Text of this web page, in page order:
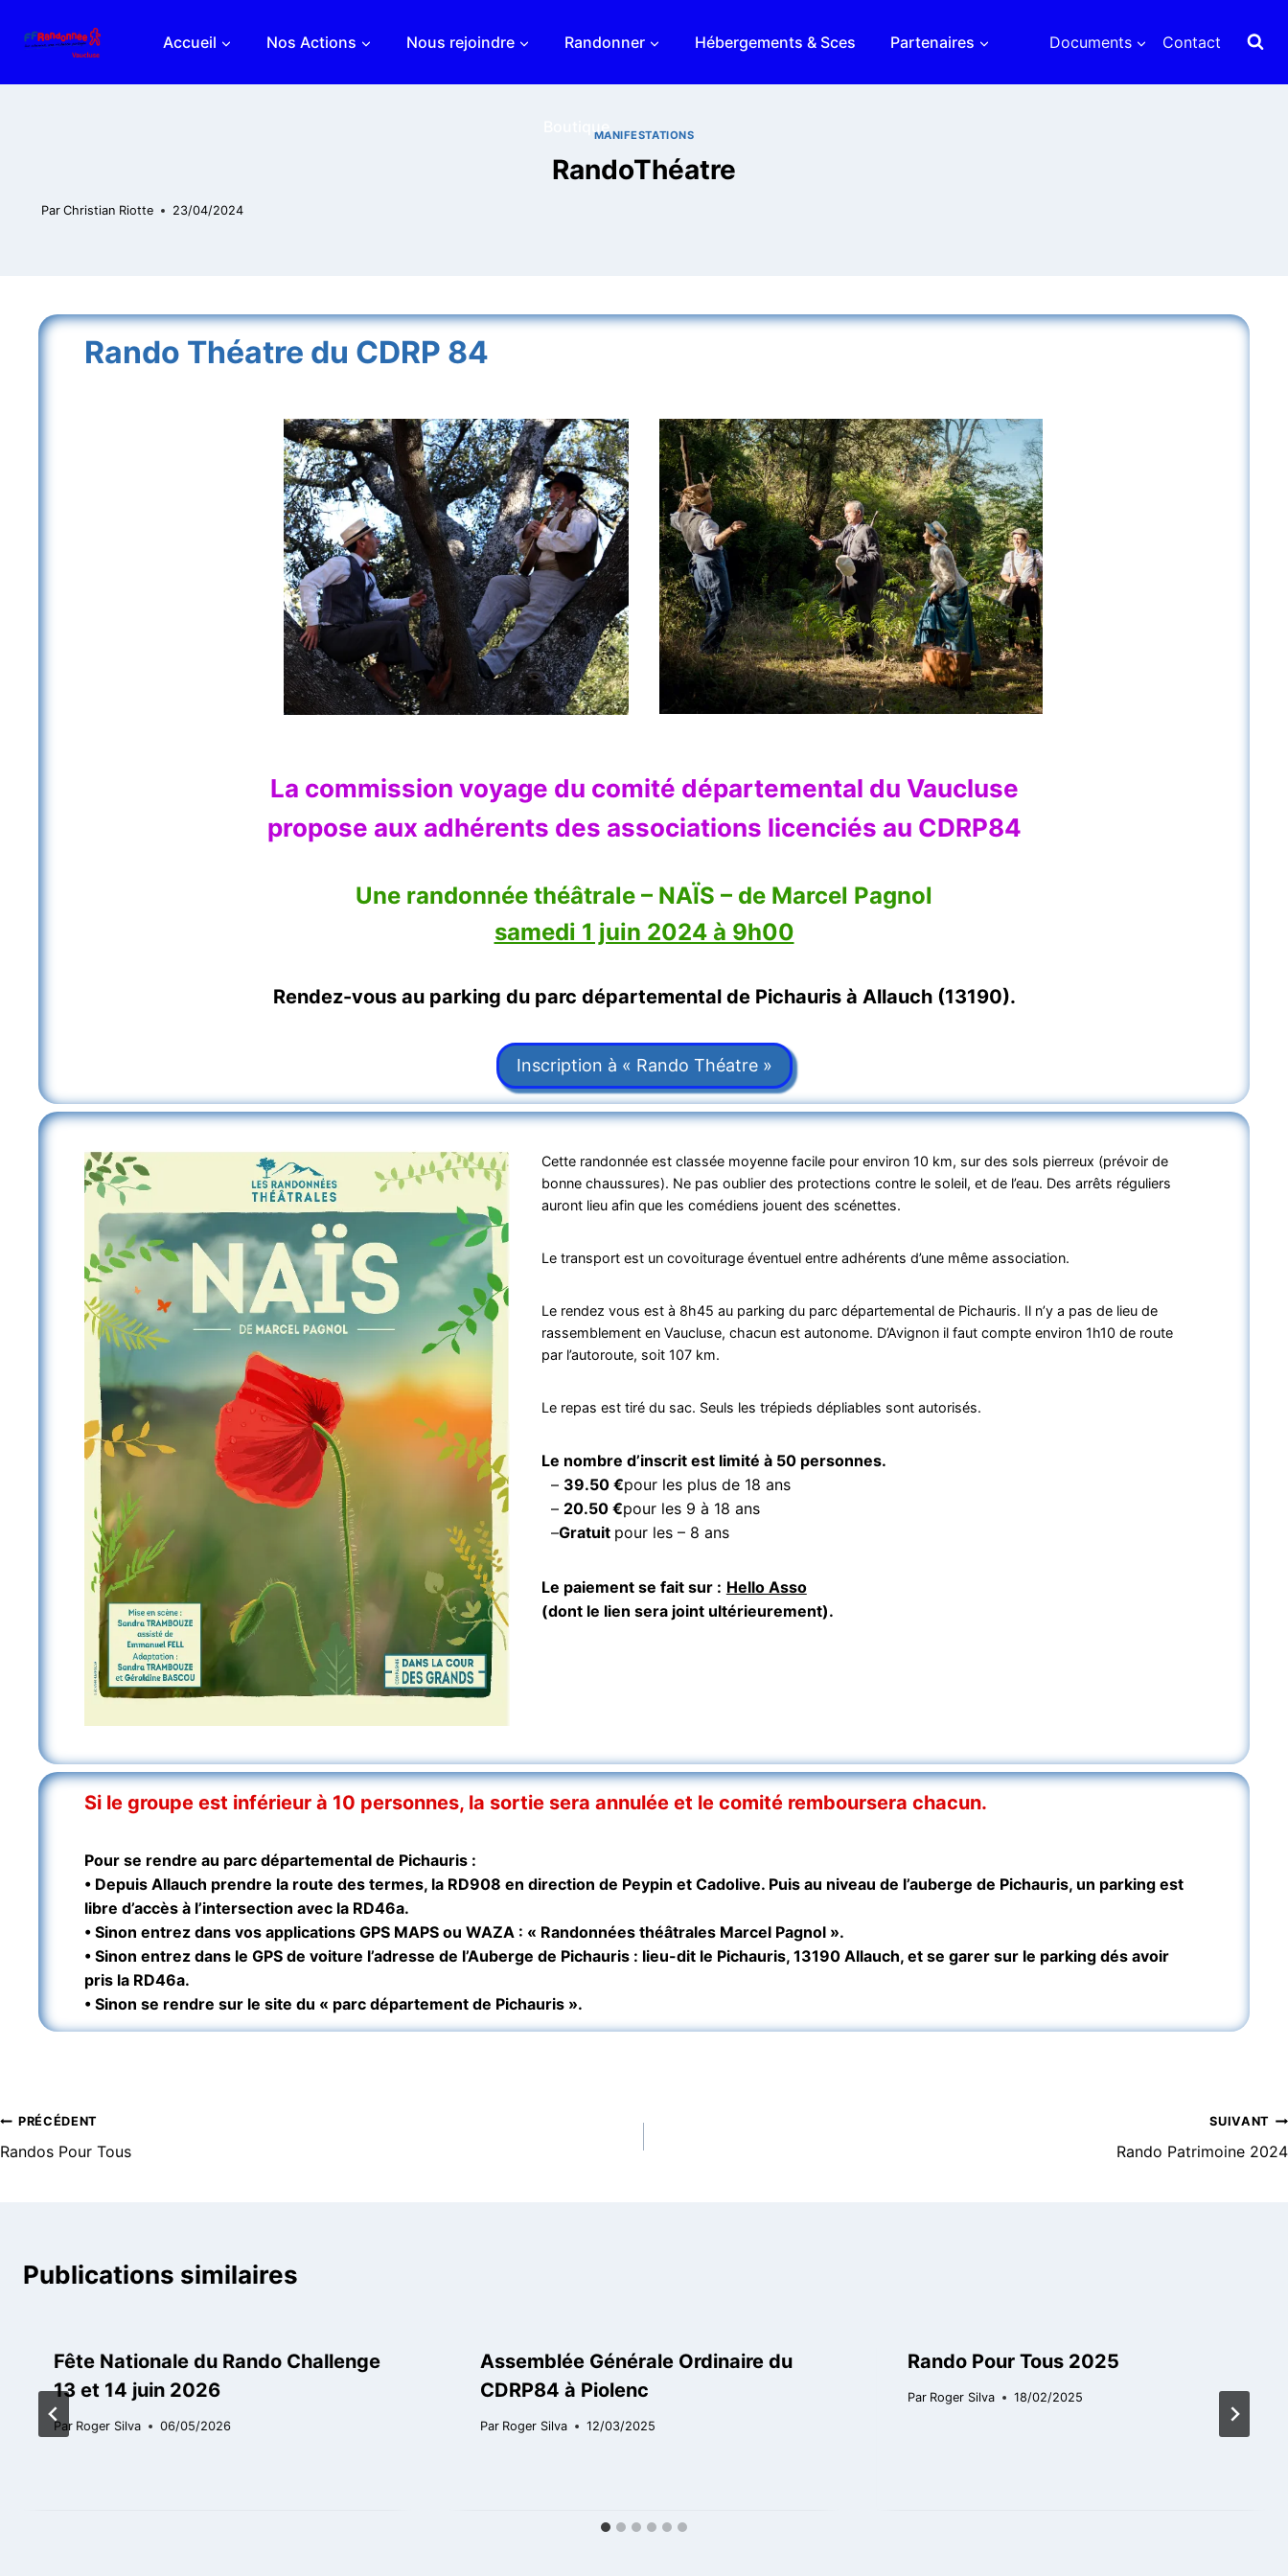
Accueil Nos Actions Nous rejoindre Randonner Hébergements & Sces Partenaires
Boutique
Documents Contact
MANIFESTATIONS
RandoThéatre
Par Christian Riotte 23/04/2024
Rando Théatre du CDRP 84
La commission voyage du comité départemental du Vaucluse
propose aux adhérents des associations licenciés au CDRP84
Une randonnée théâtrale – NAÏS – de Marcel Pagnol
samedi 1 juin 2024 à 9h00
Rendez-vous au parking du parc départemental de Pichauris à Allauch (13190).
Inscription à « Rando Théatre »
Cette randonnée est classée moyenne facile pour environ 10 km, sur des sols pierreux (prévoir de
bonne chaussures). Ne pas oublier des protections contre le soleil, et de l’eau. Des arrêts réguliers
auront lieu afin que les comédiens jouent des scénettes.
Le transport est un covoiturage éventuel entre adhérents d’une même association.
Le rendez vous est à 8h45 au parking du parc départemental de Pichauris. Il n’y a pas de lieu de
rassemblement en Vaucluse, chacun est autonome. D’Avignon il faut compte environ 1h10 de route
par l’autoroute, soit 107 km.
Le repas est tiré du sac. Seuls les trépieds dépliables sont autorisés.
Le nombre d’inscrit est limité à 50 personnes.
– 39.50 €pour les plus de 18 ans
– 20.50 €pour les 9 à 18 ans
–Gratuit pour les – 8 ans
Le paiement se fait sur : Hello Asso
(dont le lien sera joint ultérieurement).
Si le groupe est inférieur à 10 personnes, la sortie sera annulée et le comité remboursera chacun.
Pour se rendre au parc départemental de Pichauris :
• Depuis Allauch prendre la route des termes, la RD908 en direction de Peypin et Cadolive. Puis au niveau de l’auberge de Pichauris, un parking est
libre d’accès à l’intersection avec la RD46a.
• Sinon entrez dans vos applications GPS MAPS ou WAZA : « Randonnées théâtrales Marcel Pagnol ».
• Sinon entrez dans le GPS de voiture l’adresse de l’Auberge de Pichauris : lieu-dit le Pichauris, 13190 Allauch, et se garer sur le parking dés avoir
pris la RD46a.
• Sinon se rendre sur le site du « parc département de Pichauris ».
Navigation
de
PRÉCÉDENT
Randos Pour Tous
SUIVANT
Rando Patrimoine 2024
Publications similaires
Fête Nationale du Rando Challenge
13 et 14 juin 2026
Par Roger Silva 06/05/2026
Assemblée Générale Ordinaire du
CDRP84 à Piolenc
Par Roger Silva 12/03/2025
Rando Pour Tous 2025
Par Roger Silva 18/02/2025